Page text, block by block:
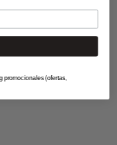
promocionales (ofertas,